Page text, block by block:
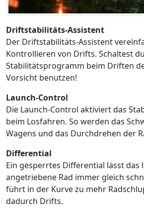
Driftstabilitäts-Assistent
Der Driftstabilitäts-Assistent
Kontrollieren von Drifts. Schaltest
Stabilitätsprogramm beim Driften
Vorsicht benutzen!
Launch-Control
Die Launch-Control aktiviert das
beim Losfahren. So werden das
Wagens und das Durchdrehen der
Differential
Ein gesperrtes Differential lässt das
angetriebene Rad immer gleich
führt in der Kurve zu mehr
dadurch Drifts.